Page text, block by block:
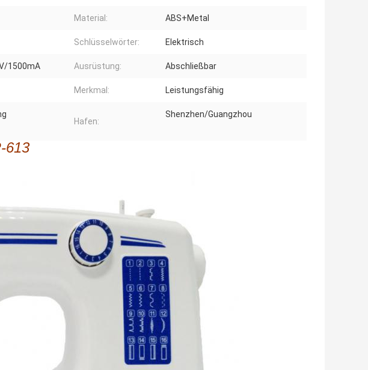
Material: ABS+Metal
Schlüsselwörter: Elektrisch
1500mA Ausrüstung: Abschließbar
Merkmal: Leistungsfähig
Hafen:
Shenzhen/Guangzhou
613